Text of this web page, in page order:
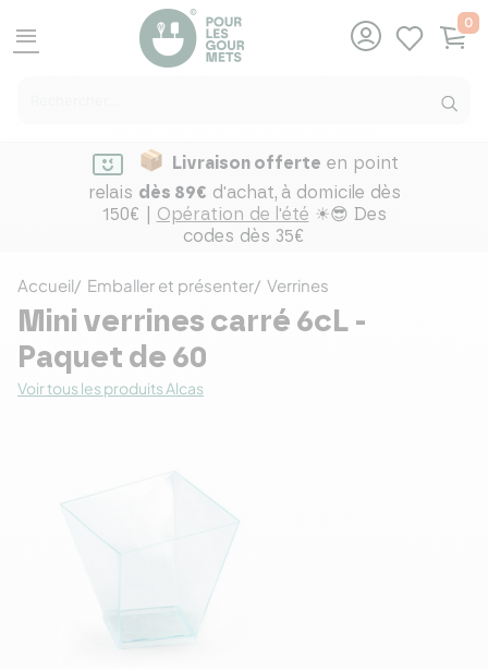
menu
0
Livraison offerte en point
relais dès 89€ d'achat, à domicile dès
150€ | Opération de l'été ☀😎 Des
codes dès 35€
Accueil Emballer et présenter Verrines
Mini verrines carré 6cL -
Paquet de 60
Voir tous les produits Alcas